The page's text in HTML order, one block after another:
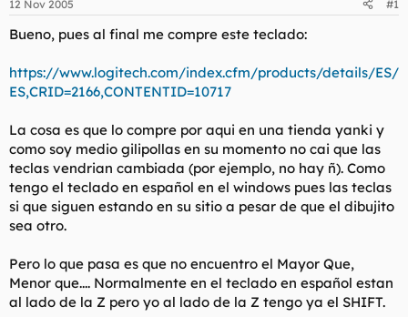
o
r
l
t
m
a
i
n
i
o
12 Nov 2005 #1
Bueno, pues al final me compre este teclado:
https://www.logitech.com/index.cfm/products/details/ES/
ES,CRID=2166,CONTENTID=10717
La cosa es que lo compre por aqui en una tienda yanki y
como soy medio gilipollas en su momento no cai que las
teclas vendrian cambiada (por ejemplo, no hay ñ). Como
tengo el teclado en español en el windows pues las teclas
si que siguen estando en su sitio a pesar de que el dibujito
sea otro.
Pero lo que pasa es que no encuentro el Mayor Que,
Menor que.... Normalmente en el teclado en español estan
al lado de la Z pero yo al lado de la Z tengo ya el SHIFT.